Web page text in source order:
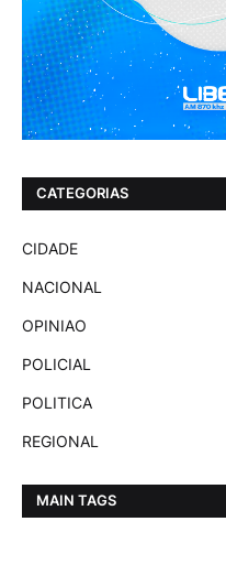
CATEGORIAS
CIDADE
NACIONAL
OPINIAO
POLICIAL
POLITICA
REGIONAL
MAIN TAGS